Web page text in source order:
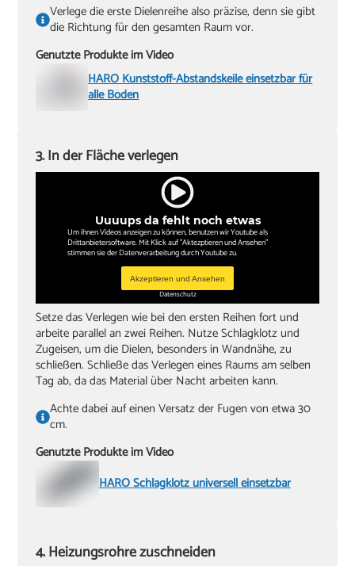
Verlege die erste Dielenreihe also präzise, denn sie gibt
die Richtung für den gesamten Raum vor.
Genutzte Produkte im Video
HARO Kunststoff-Abstandskeile einsetzbar für
alle Böden
Uuuups da fehlt noch etwas
Um ihnen Videos anzeigen zu können, benutzen wir Youtube als
Drittanbietersoftware. Mit Klick auf "Aktezptieren und Ansehen"
stimmen sie der Datenverarbeitung durch Youtube zu.
Akzeptieren und Ansehen
Datenschutz
3. In der Fläche verlegen
Setze das Verlegen wie bei den ersten Reihen fort und
arbeite parallel an zwei Reihen. Nutze Schlagklotz und
Zugeisen, um die Dielen, besonders in Wandnähe, zu
schließen. Schließe das Verlegen eines Raums am selben
Tag ab, da das Material über Nacht arbeiten kann.
Achte dabei auf einen Versatz der Fugen von etwa 30
cm.
Genutzte Produkte im Video
HARO Schlagklotz universell einsetzbar
4. Heizungsrohre zuschneiden